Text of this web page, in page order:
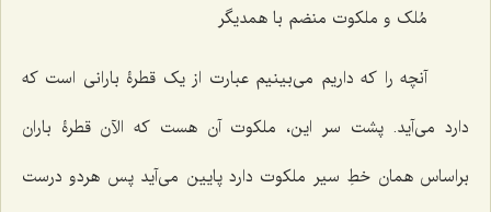
مُلک و ملکوت منضم با همدیگر
آنچه را که داریم می‌بینیم عبارت از یک قطرۀ بارانی است که
دارد می‌آید. پشت سر این، ملکوت آن هست که الآن قطرۀ باران
براساس همان خطِ سیر ملکوت دارد پایین می‌آید پس هردو درست